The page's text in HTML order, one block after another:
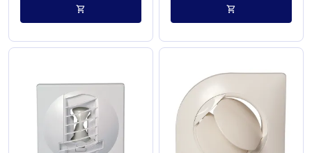
shopping_cart shopping_cart